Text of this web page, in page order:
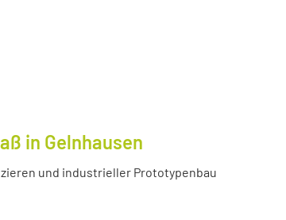
in Gelnhausen
und industrieller Prototypenbau